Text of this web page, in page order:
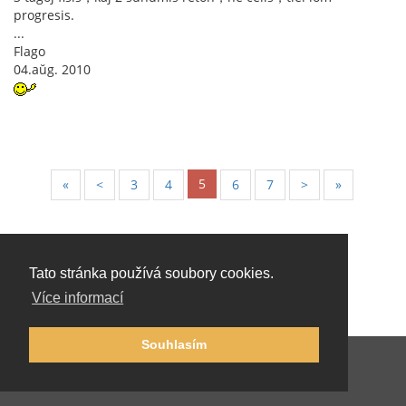
Tato stránka používá soubory cookies.
Více informací
Souhlasím
progresis.
...
Flago
04.aŭg. 2010
« < 3 4 5 6 7 > »